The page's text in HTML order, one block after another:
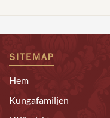
SITEMAP
Hem
Kungafamiljen